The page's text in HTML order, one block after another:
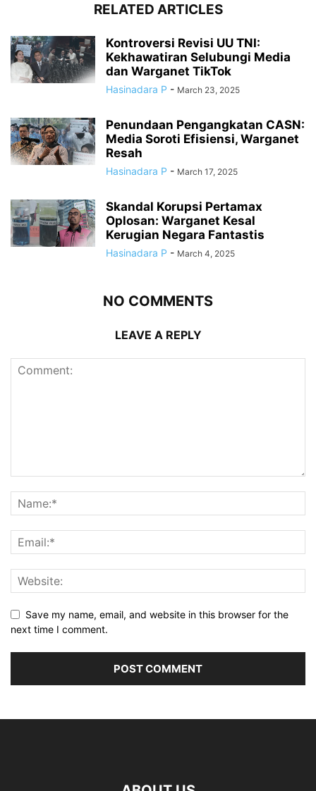
RELATED ARTICLES
Kontroversi Revisi UU TNI:
Kekhawatiran Selubungi Media
dan Warganet TikTok
Hasinadara P - March 23, 2025
Penundaan Pengangkatan CASN:
Media Soroti Efisiensi, Warganet
Resah
Hasinadara P - March 17, 2025
Skandal Korupsi Pertamax
Oplosan: Warganet Kesal
Kerugian Negara Fantastis
Hasinadara P - March 4, 2025
NO COMMENTS
LEAVE A REPLY
Save my name, email, and website in this browser for the
next time I comment.